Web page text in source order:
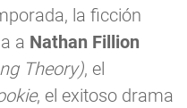
la ficción
a Nathan Fillion
Theory), el
, el exitoso drama